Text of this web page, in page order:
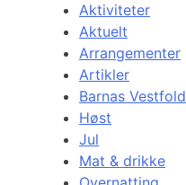
Aktiviteter
Aktuelt
Arrangementer
Artikler
Barnas Vestfold
Høst
Jul
Mat & drikke